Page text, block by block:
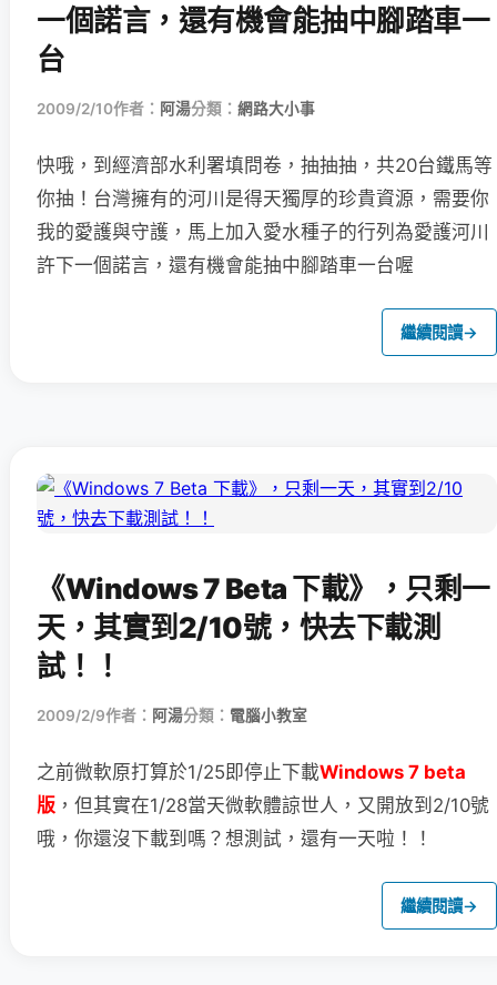
一個諾言，還有機會能抽中腳踏車一
台
2009/2/10作者： 阿湯分類： 網路大小事
快哦，到經濟部水利署填問卷，抽抽抽，共20台鐵馬等
你抽！ 台灣擁有的河川是得天獨厚的珍貴資源，需要你
我的愛護與守護，馬上加入愛水種子的行列為愛護河川
許下一個諾言，還有機會能抽中腳踏車一台喔
繼續閱讀→
《Windows 7 Beta 下載》，只剩一
天，其實到2/10號，快去下載測
試！！
2009/2/9作者： 阿湯分類： 電腦小教室
之前微軟原打算於1/25即停止下載Windows 7 beta
版 ，但其實在1/28當天微軟體諒世人，又開放到2/10號
哦，你還沒下載到嗎？想測試，還有一天啦！！
繼續閱讀→